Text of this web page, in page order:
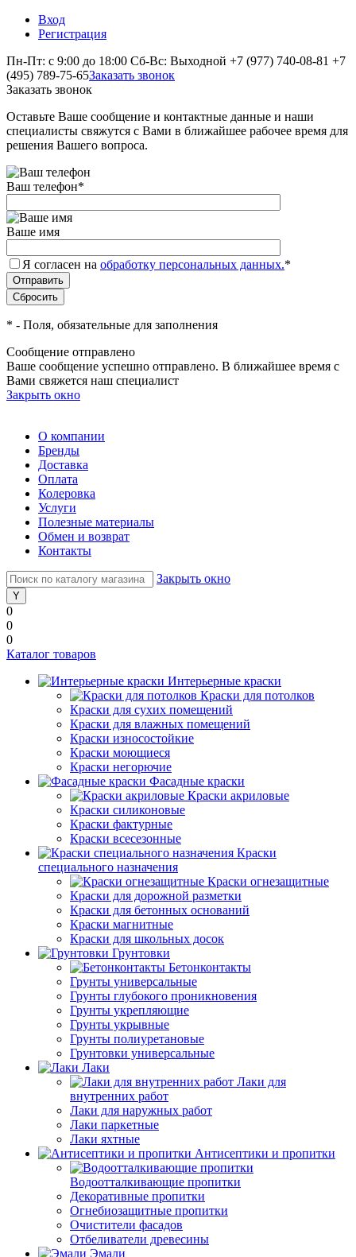
Вход
Регистрация
Пн-Пт: с 9:00 до 18:00 Сб-Вс: Выходной +7 (977) 740-08-81 +7
(495) 789-75-65Заказать звонок
Заказать звонок
Оставьте Ваше сообщение и контактные данные и наши
специалисты свяжутся с Вами в ближайшее рабочее время для
решения Вашего вопроса.
Ваш телефон*
Ваше имя
Я согласен на обработку персональных данных.*
* - Поля, обязательные для заполнения
Сообщение отправлено
Ваше сообщение успешно отправлено. В ближайшее время с
Вами свяжется наш специалист
Закрыть окно
О компании
Бренды
Доставка
Оплата
Колеровка
Услуги
Полезные материалы
Обмен и возврат
Контакты
Закрыть окно
0
0
0
Каталог товаров
Интерьерные краски
Краски для потолков
Краски для сухих помещений
Краски для влажных помещений
Краски износостойкие
Краски моющиеся
Краски негорючие
Фасадные краски
Краски акриловые
Краски силиконовые
Краски фактурные
Краски всесезонные
Краски
специального назначения
Краски огнезащитные
Краски для дорожной разметки
Краски для бетонных оснований
Краски магнитные
Краски для школьных досок
Грунтовки
Бетонконтакты
Грунты универсальные
Грунты глубокого проникновения
Грунты укрепляющие
Грунты укрывные
Грунты полиуретановые
Грунтовки универсальные
Лаки
Лаки для
внутренних работ
Лаки для наружных работ
Лаки паркетные
Лаки яхтные
Антисептики и пропитки
Водоотталкивающие пропитки
Декоративные пропитки
Огнебиозащитные пропитки
Очистители фасадов
Отбеливатели древесины
Эмали